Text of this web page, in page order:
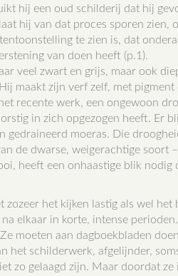
hij een oud schilderij dat hij
hij van dat proces sporen zien,
te zien is, dat
van doen heeft (p.1).
veel zwart en grijs, maar ook
maakt zijn verf zelf, met
recente werk, een ongewoon
in zich opgezogen heeft. Er
gedraineerd moeras. Die
de dwarse, weigerachtige soort
heeft een onhaastige blik nodig
het kijken lastig als wel
elkaar in korte, intense
moeten aan dagboekbladen
het schilderwerk, afgelijnder,
zo gelaagd zijn. Maar doordat